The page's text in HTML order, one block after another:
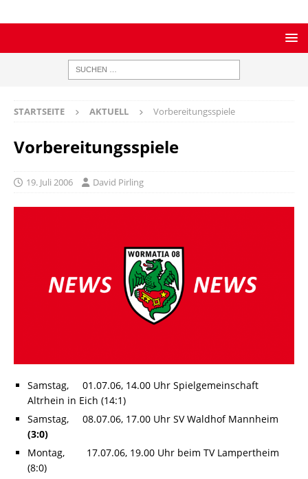
STARTSEITE AKTUELL Vorbereitungsspiele
Vorbereitungsspiele
19. Juli 2006 David Pirling
Samstag, 01.07.06, 14.00 Uhr Spielgemeinschaft
Altrhein in Eich (14:1)
Samstag, 08.07.06, 17.00 Uhr SV Waldhof Mannheim
(3:0)
Montag, 17.07.06, 19.00 Uhr beim TV Lampertheim
(8:0)